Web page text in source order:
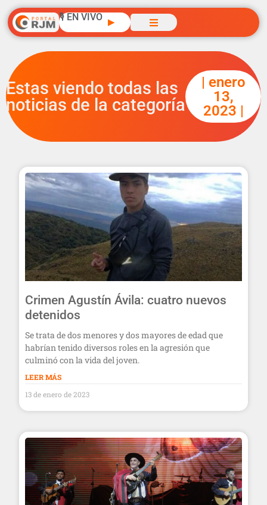
🎙️ EN VIVO ▶
Estas viendo todas las
noticias de la categoría
| enero
13,
2023 |
Crimen Agustín Ávila: cuatro nuevos
detenidos
Se trata de dos menores y dos mayores de edad que
habrían tenido diversos roles en la agresión que
culminó con la vida del joven.
LEER MÁS
13 de enero de 2023